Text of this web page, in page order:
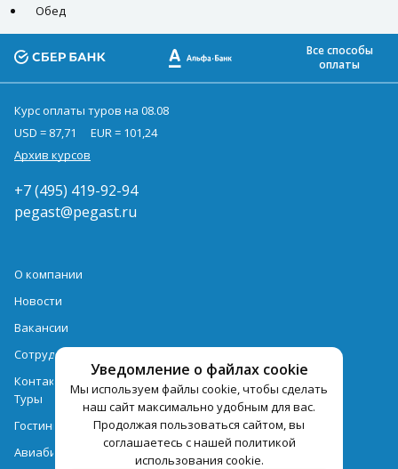
Обед
Уведомление о файлах cookie
Мы используем файлы cookie, чтобы сделать
наш сайт максимально удобным для вас.
Продолжая пользоваться сайтом, вы
соглашаетесь с нашей политикой
использования cookie.
Все способы
оплаты
Курс оплаты туров на 08.08
USD = 87,71
EUR = 101,24
Архив курсов
+7 (495) 419-92-94
pegast@pegast.ru
О компании
Новости
Вакансии
Сотрудничество
Контактная информация
Туры
Гостиницы
Авиабилеты